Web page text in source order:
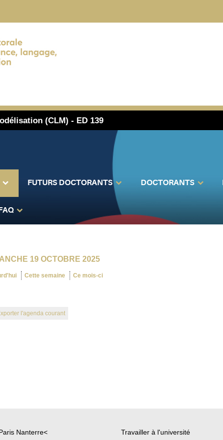
(CLM) - ED 139
FUTURS DOCTORANTS DOCTORANTS
FAQ
19 OCTOBRE 2025
Cette semaine Ce mois-ci
l'agenda courant
Nanterre<
Travailler à l'université